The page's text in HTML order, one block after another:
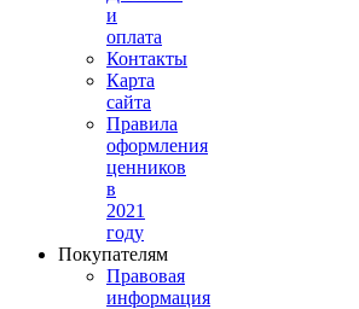
и
оплата
Контакты
Карта
сайта
Правила
оформления
ценников
в
2021
году
Покупателям
Правовая
информация